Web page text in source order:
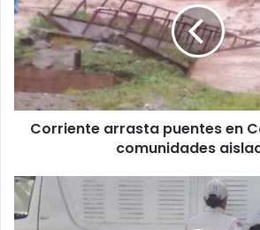
en
Coto
Brus
deja
comunidades
aisladas
Corriente arrasta puentes en
comunidades
Detienen
a
policía